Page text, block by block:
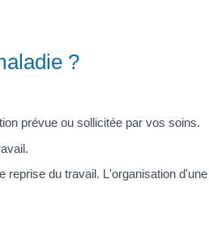
?
prévue ou sollicitée par vos soins.
reprise du travail. L'organisation